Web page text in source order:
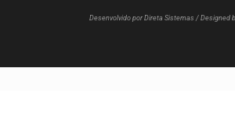
Desenvolvido por Direta Sistemas / Designed